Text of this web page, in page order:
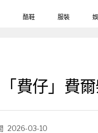
酷鞋 服裝
費仔」費
2026-03-10